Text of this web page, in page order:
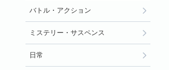
バトル・アクション
ミステリー・サスペンス
日常